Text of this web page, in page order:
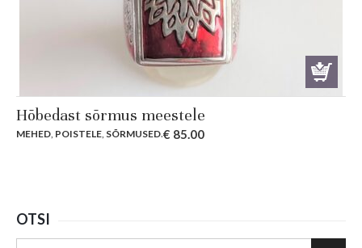
Hõbedast sõrmus meestele
MEHED, POISTELE, SÕRMUSED.€ 85.00
OTSI